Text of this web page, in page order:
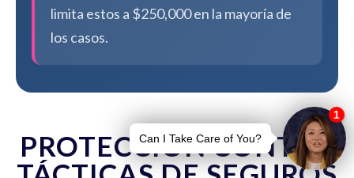
limita estos a $250,000 en la mayoría de
los casos.
PROTECCIÓN CONTRA